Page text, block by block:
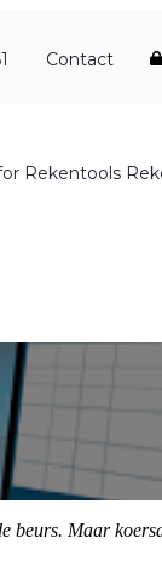
Contact
Rekentools
beurs. Maar